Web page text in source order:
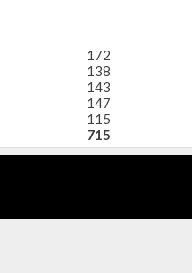
172
138
143
147
115
715